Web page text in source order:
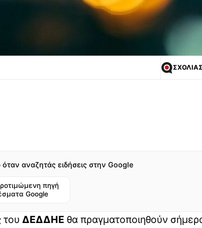
αναζητάς ειδήσεις στην Google
πηγή
Google
του ΔΕΔΔΗΕ θα πραγματοποιηθούν